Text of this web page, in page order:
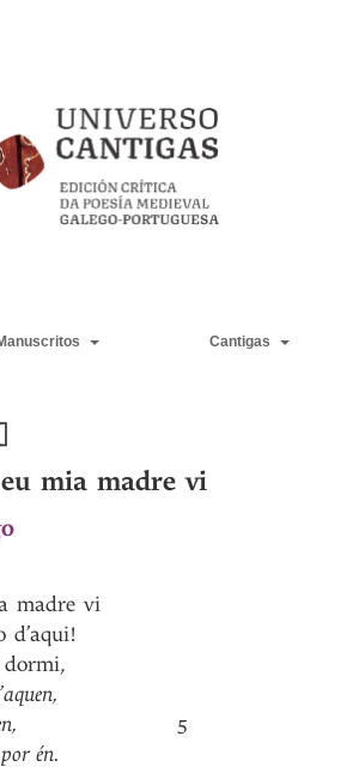
Cantigas
mia madre vi
madre vi
d’aqui!
dormi,
,
,
por én.
5